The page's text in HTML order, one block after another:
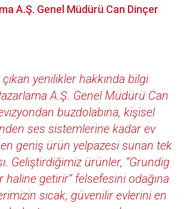
A.Ş. Genel Müdürü Can Dinçer
yenilikler hakkında bilgi
A.Ş. Genel Müdürü Can
buzdolabına, kişisel
ses sistemlerine kadar ev
geniş ürün yelpazesi sunan tek
Geliştirdiğimiz ürünler, “Grundig
haline getirir” felsefesini odağına
sıcak, güvenilir evlerini en